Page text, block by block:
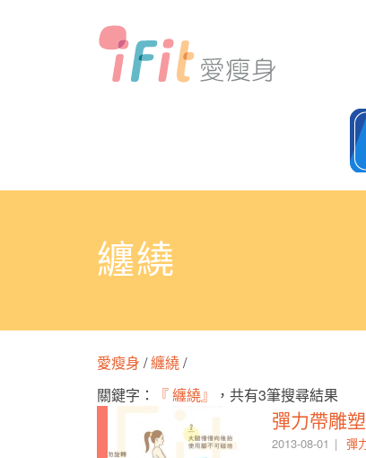
纏繞
愛瘦身 /纏繞/
關鍵字：
『 纏繞』 ，共有3筆搜尋結果
彈力帶雕
2013-08-01 彈